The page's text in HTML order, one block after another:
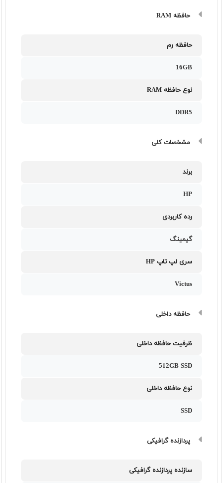
حافظه RAM
حافظه رم
16GB
نوع حافظه RAM
DDR5
مشخصات کلی
برند
HP
رده کاربردی
گیمینگ
سری لپ تاپ HP
Victus
حافظه داخلی
ظرفیت حافظه داخلی
512GB SSD
نوع حافظه داخلی
SSD
پردازنده گرافیکی
سازنده پردازنده گرافیکی